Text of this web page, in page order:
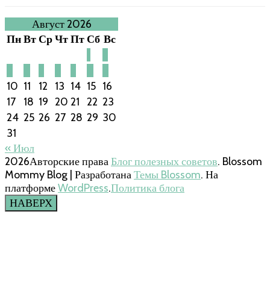
Август 2026
ПнВтСрЧтПтСб Вс
10 11 12 13 14 15 16
17
18 19 20 21 22 23
24 25 26 27 28 29 30
31
« Июл
2026Авторские праваБлог полезных советов. Blossom
Mommy Blog | РазработанаТемы Blossom. На
платформеWordPress.Политика блога
НАВЕРХ